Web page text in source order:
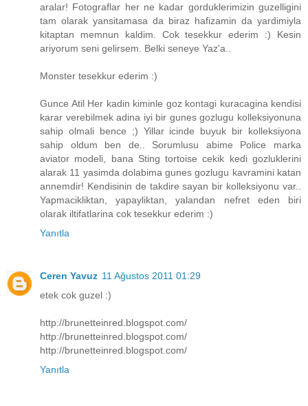
aralar! Fotograflar her ne kadar gorduklerimizin guzelligini
tam olarak yansitamasa da biraz hafizamin da yardimiyla
kitaptan memnun kaldim. Cok tesekkur ederim :) Kesin
ariyorum seni gelirsem. Belki seneye Yaz'a..
Monster tesekkur ederim :)
Gunce Atil Her kadin kiminle goz kontagi kuracagina kendisi
karar verebilmek adina iyi bir gunes gozlugu kolleksiyonuna
sahip olmali bence ;) Yillar icinde buyuk bir kolleksiyona
sahip oldum ben de.. Sorumlusu abime Police marka
aviator modeli, bana Sting tortoise cekik kedi gozluklerini
alarak 11 yasimda dolabima gunes gozlugu kavramini katan
annemdir! Kendisinin de takdire sayan bir kolleksiyonu var..
Yapmacikliktan, yapayliktan, yalandan nefret eden biri
olarak iltifatlarina cok tesekkur ederim :)
Yanıtla
Ceren Yavuz 11 Ağustos 2011 01:29
etek cok guzel :)
http://brunetteinred.blogspot.com/
http://brunetteinred.blogspot.com/
http://brunetteinred.blogspot.com/
Yanıtla